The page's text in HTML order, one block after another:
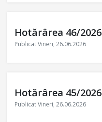
Hotărârea 46/2026
Publicat Vineri, 26.06.2026
Hotărârea 45/2026
Publicat Vineri, 26.06.2026